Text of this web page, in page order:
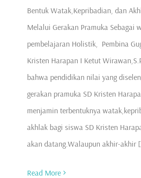
Bentuk Watak,Kepribadian, dan
Melalui Gerakan Pramuka Sebagai
pembelajaran Holistik, Pembina
Kristen Harapan I Ketut
bahwa pendidikan nilai yang
gerakan pramuka SD Kristen
menjamin terbentuknya
akhlak bagi siswa SD Kristen
akan datang.Walaupun akhir-akhir
Read More